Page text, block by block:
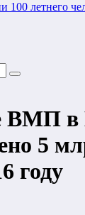
100 летнего
ВМП в
5
году